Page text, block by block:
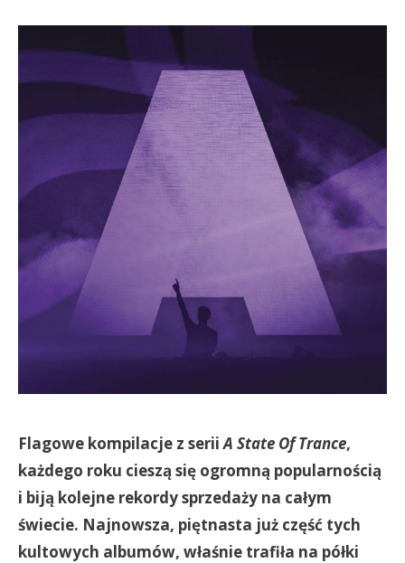
Flagowe kompilacje z seriiA State Of Trance,
każdego roku cieszą się ogromną popularnością
i biją kolejne rekordy sprzedaży na całym
świecie. Najnowsza, piętnasta już część tych
kultowych albumów, właśnie trafiła na półki